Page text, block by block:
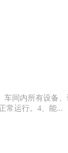
间内所有设备
常运行。4、能...